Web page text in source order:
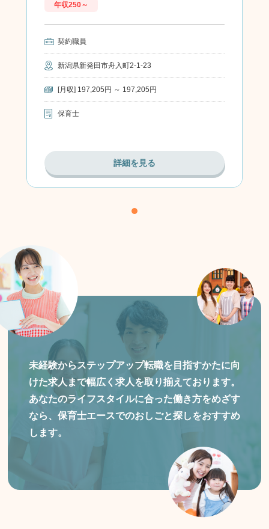
年収250～
契約職員
新潟県新発田市舟入町2-1-23
[月収] 197,205円 ～ 197,205円
保育士
詳細を見る
未経験からステップアップ転職を目指すかたに向
けた求人まで幅広く求人を取り揃えております。
あなたのライフスタイルに合った働き方をめざす
なら、保育士エースでのおしごと探しをおすすめ
します。